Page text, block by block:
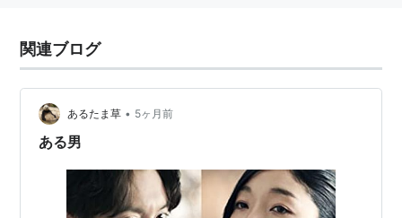
関連ブログ
あるたま草 • 5ヶ月前
ある男